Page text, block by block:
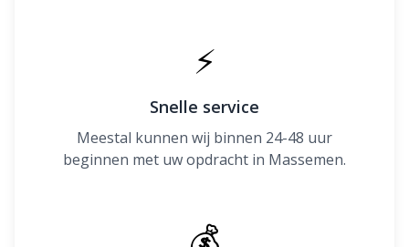
⚡
Snelle service
Meestal kunnen wij binnen 24-48 uur
beginnen met uw opdracht in Massemen.